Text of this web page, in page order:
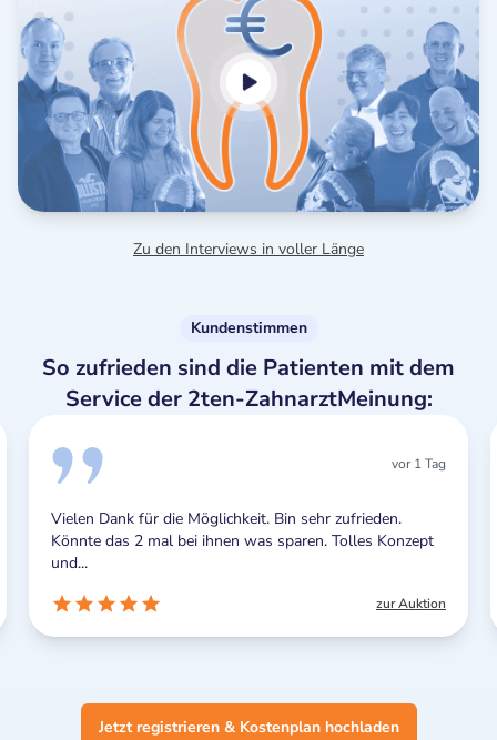
Zu den Interviews in voller Länge
Kundenstimmen
So zufrieden sind die Patienten mit dem
Service der 2ten-ZahnarztMeinung:
vor 1 Tag
Vielen Dank für die Möglichkeit. Bin sehr zufrieden.
Könnte das 2 mal bei ihnen was sparen. Tolles Konzept
und...
zur Auktion
Jetzt registrieren & Kostenplan hochladen